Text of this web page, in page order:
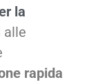
la
alle
rapida